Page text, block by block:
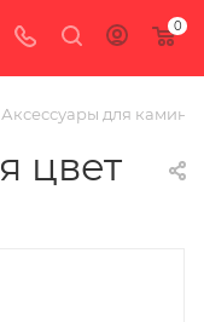
0
Аксессуары для
цвет